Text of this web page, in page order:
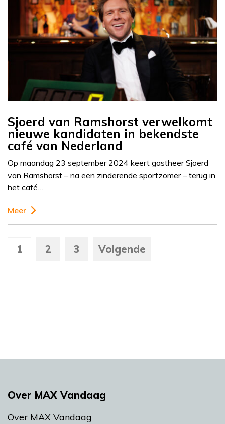
Sjoerd van Ramshorst verwelkomt
nieuwe kandidaten in bekendste
café van Nederland
Op maandag 23 september 2024 keert gastheer Sjoerd
van Ramshorst – na een zinderende sportzomer – terug in
het café…
Meer
1 2 3 Volgende
Over MAX Vandaag
Over MAX Vandaag